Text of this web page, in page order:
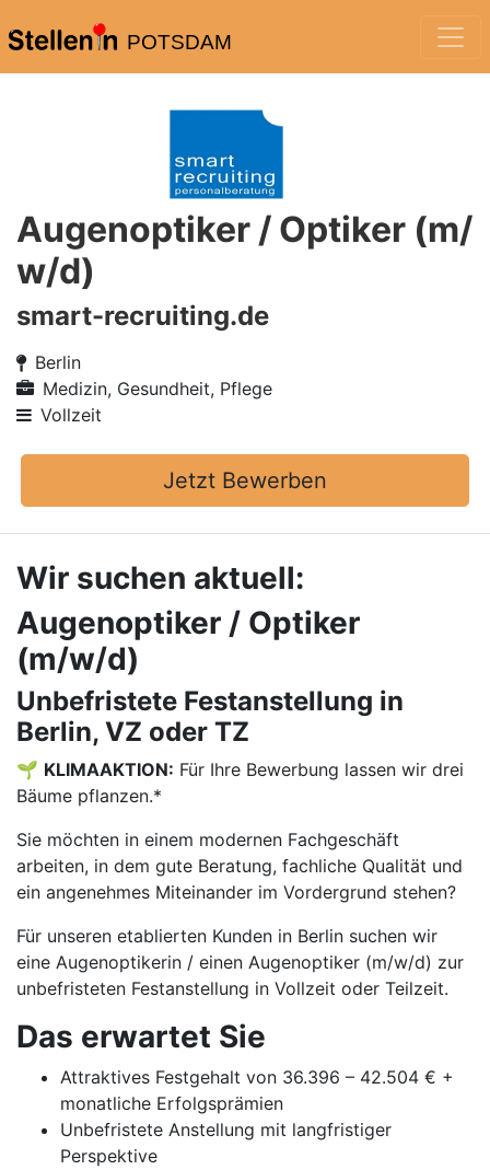
POTSDAM
Augenoptiker / Optiker (m/
w/d)
smart-recruiting.de
Berlin
Medizin, Gesundheit, Pflege
Vollzeit
Jetzt Bewerben
Wir suchen aktuell:
Augenoptiker / Optiker
(m/w/d)
Unbefristete Festanstellung in
Berlin, VZ oder TZ
🌱 KLIMAAKTION: Für Ihre Bewerbung lassen wir drei
Bäume pflanzen.*
Sie möchten in einem modernen Fachgeschäft
arbeiten, in dem gute Beratung, fachliche Qualität und
ein angenehmes Miteinander im Vordergrund stehen?
Für unseren etablierten Kunden in Berlin suchen wir
eine Augenoptikerin / einen Augenoptiker (m/w/d) zur
unbefristeten Festanstellung in Vollzeit oder Teilzeit.
Das erwartet Sie
Attraktives Festgehalt von 36.396 – 42.504 € +
monatliche Erfolgsprämien
Unbefristete Anstellung mit langfristiger
Perspektive